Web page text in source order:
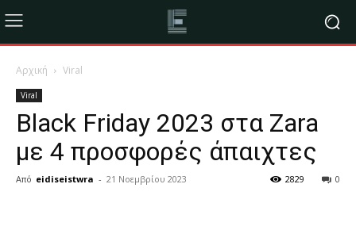
Αρχική Viral
Viral
Black Friday 2023 στα Zara
με 4 προσφορές άπαιχτες
Από eidiseistwra - 21 Νοεμβρίου 2023 0
2829